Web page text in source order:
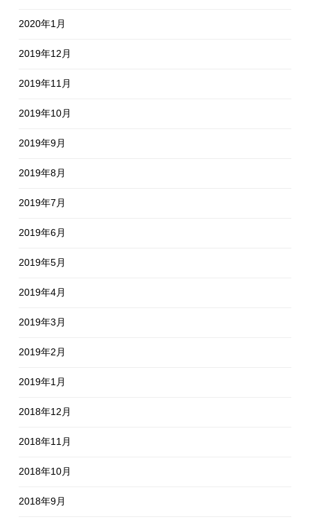
2020年1月
2019年12月
2019年11月
2019年10月
2019年9月
2019年8月
2019年7月
2019年6月
2019年5月
2019年4月
2019年3月
2019年2月
2019年1月
2018年12月
2018年11月
2018年10月
2018年9月